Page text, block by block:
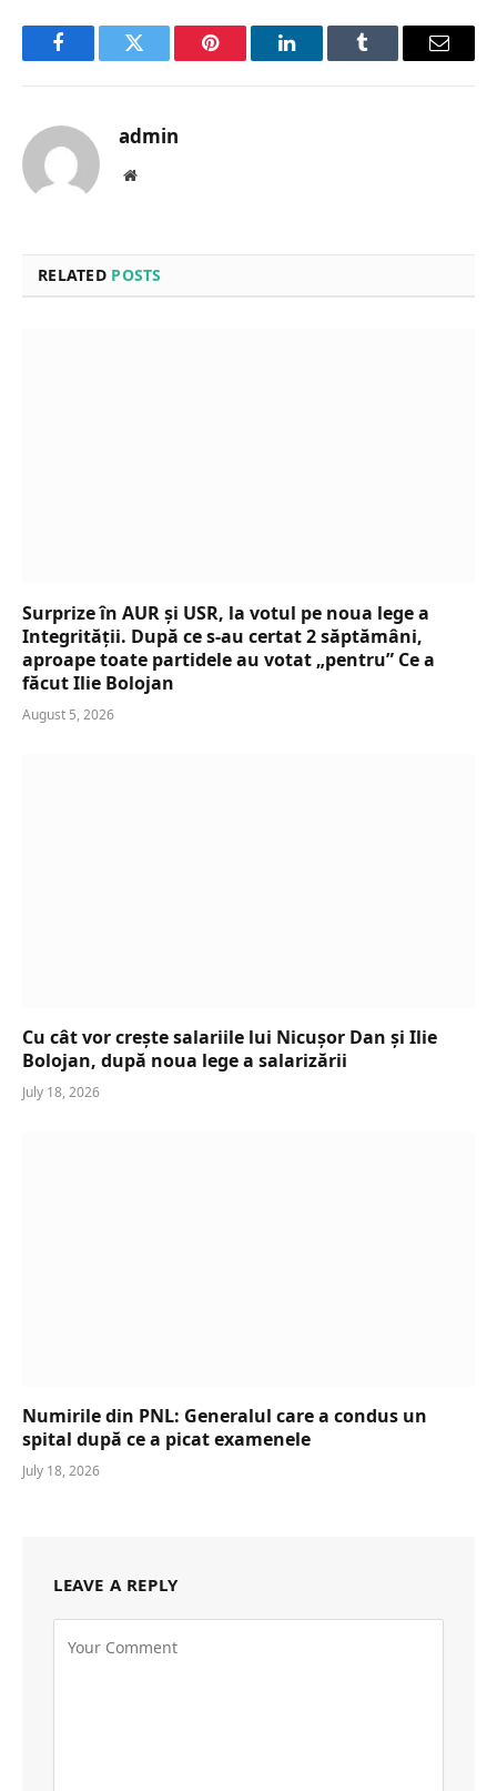
FacebookTwitter Pinterest LinkedInTumblr Email
admin
Website
RELATED POSTS
Surprize în AUR și USR, la votul pe noua lege a
Integrității. După ce s-au certat 2 săptămâni,
aproape toate partidele au votat „pentru” Ce a
făcut Ilie Bolojan
August 5, 2026
Cu cât vor crește salariile lui Nicușor Dan și Ilie
Bolojan, după noua lege a salarizării
July 18, 2026
Numirile din PNL: Generalul care a condus un
spital după ce a picat examenele
July 18, 2026
LEAVE A REPLY